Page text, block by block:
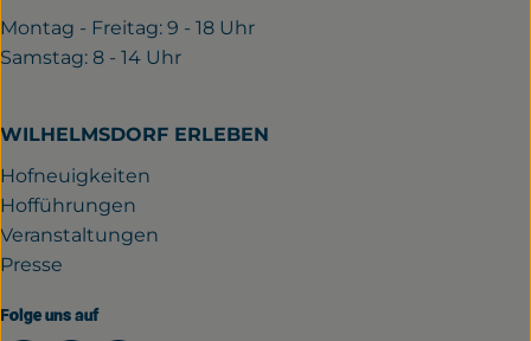
Montag - Freitag: 9 - 18 Uhr
Samstag: 8 - 14 Uhr
WILHELMSDORF ERLEBEN
Hofneuigkeiten
Hofführungen
Veranstaltungen
Presse
Folge uns auf